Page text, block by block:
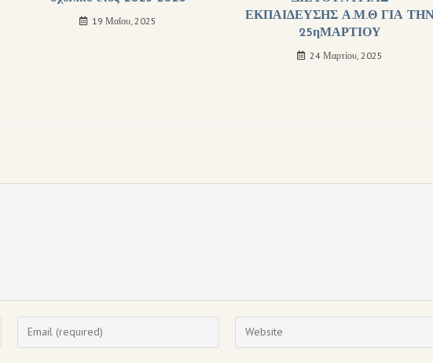
19 Μαΐου, 2025
ΕΚΠΑΙΔΕΥΣΗΣ Α.Μ.Θ ΓΙΑ ΤΗΝ
25ηΜΑΡΤΙΟΥ
24 Μαρτίου, 2025